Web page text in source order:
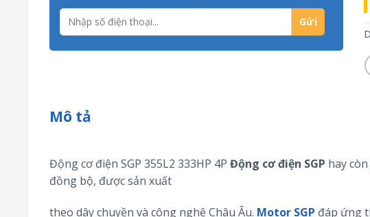
Mô tả
Động cơ điện SGP 355L2 333HP 4P Động cơ điện SGP hay
đồng bộ, được sản xuất
theo dây chuyền và công nghệ Châu Âu. Motor SGP đáp ứng